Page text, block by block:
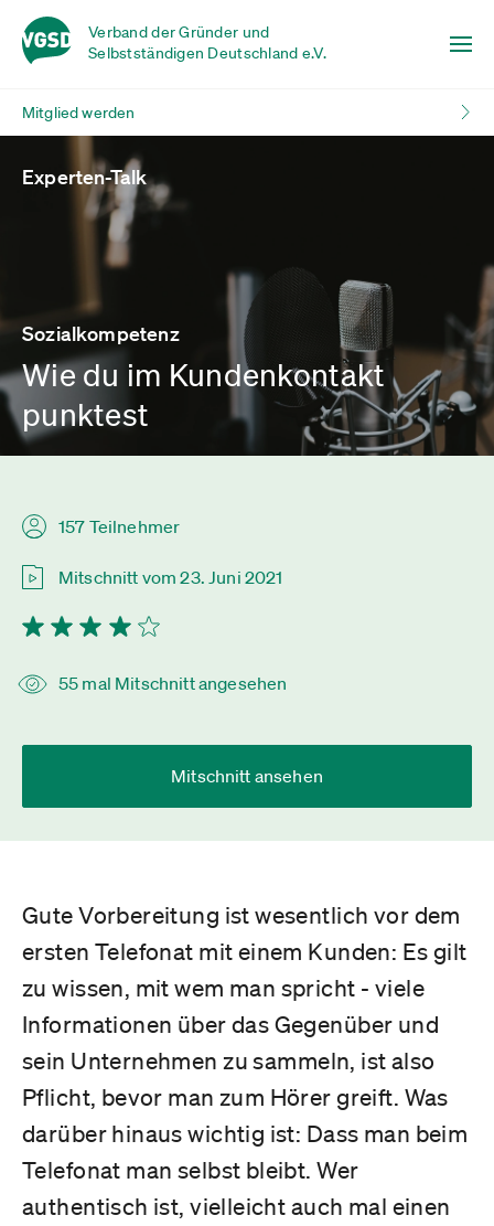
Verband der Gründer und
Selbstständigen Deutschland e.V.
Mitglied werden
Experten-Talk
Sozialkompetenz
Wie du im Kundenkontakt
punktest
157 Teilnehmer
Mitschnitt vom 23. Juni 2021
55 mal Mitschnitt angesehen
Mitschnitt ansehen
Gute Vorbereitung ist wesentlich vor dem
ersten Telefonat mit einem Kunden: Es gilt
zu wissen, mit wem man spricht - viele
Informationen über das Gegenüber und
sein Unternehmen zu sammeln, ist also
Pflicht, bevor man zum Hörer greift. Was
darüber hinaus wichtig ist: Dass man beim
Telefonat man selbst bleibt. Wer
authentisch ist, vielleicht auch mal einen